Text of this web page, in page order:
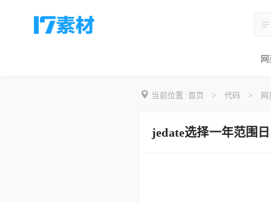
当前位置 :首页 > 代码 > 网
jedate选择一年范围